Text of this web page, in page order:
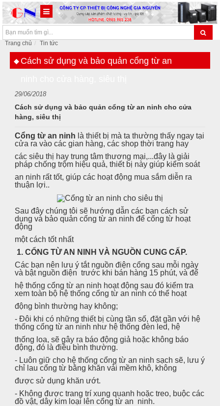
Trang chủ Tin tức
Cách sử dụng và bảo quản cổng từ an
29/06/2018
Cách sử dụng và bảo quản cổng từ an ninh cho cửa
hàng, siêu thị
Cổng từ an ninh là thiết bị mà ta thường thấy ngay tại
cửa ra vào các gian hàng, các shop thời trang hay
các siêu thị hay trung tâm thương mại,...đây là giải
pháp chống trộm hiệu quả, thiết bị này giúp kiểm soát
an ninh rất tốt, giúp các hoạt động mua sắm diễn ra
thuận lợi..
Sau đây chúng tôi sẽ hướng dẫn các bạn cách sử
dụng và bảo quản cổng từ an ninh để cổng từ hoạt
động
một cách tốt nhất
1. CỔNG TỪ AN NINH VÀ NGUỒN CUNG CẤP.
Các bạn nên lưu ý tắt nguồn điện cổng sau mỗi ngày
và bật nguồn điện trước khi bán hàng 15 phút, và để
hệ thống cổng từ an ninh hoạt động sau đó kiểm tra
xem toàn bộ hệ thống cổng từ an ninh có thể hoạt
động bình thường hay không;
- Đôi khi có những thiết bị cùng tần số, đặt gần với hệ
thống cổng từ an ninh như hệ thống đèn led, hệ
thống loa, sẽ gây ra báo động giả hoặc không báo
động, đó là điều bình thường.
- Luôn giữ cho hệ thống cổng từ an ninh sạch sẽ, lưu ý
chỉ lau cổng từ bằng khăn vải mềm khô, không
được sử dụng khăn ướt.
- Không được trang trí xung quanh hoặc treo, buộc các
đồ vật, dây kim loại lên cổng từ an ninh.